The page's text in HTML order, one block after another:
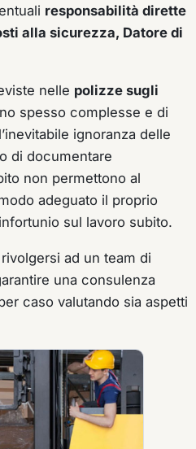
responsabilità dirette
alla sicurezza, Datore di
nelle polizze sugli
spesso complesse e di
ignoranza delle
di documentare
non permettono al
adeguato il proprio
sul lavoro subito.
ad un team di
una consulenza
caso valutando sia aspetti